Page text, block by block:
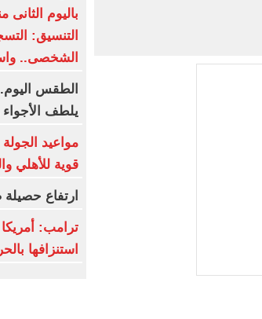
باليوم
الشخصى..
الطقس
يلطف الأجواء
مواعيد
قوية للأهلي
ارتفاع
ترامب: أمريكا
استنزافها